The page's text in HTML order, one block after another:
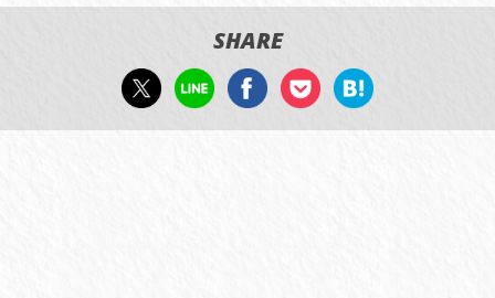
SHARE